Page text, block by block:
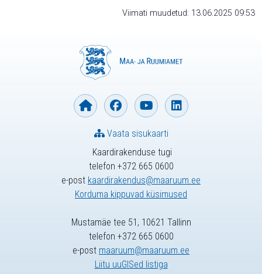
Viimati muudetud: 13.06.2025 09:53
Kaardirakenduse tugi
telefon +372 665 0600
e-post kaardirakendus@maaruum.ee
Korduma kippuvad küsimused
Vaata sisukaarti
Mustamäe tee 51, 10621 Tallinn
telefon +372 665 0600
e-post maaruum@maaruum.ee
Liitu uuGISed listiga